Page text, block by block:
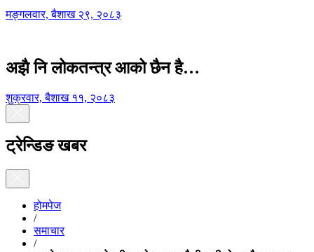
मङ्गलवार, बैशाख २९, २०८३
अझै नि लोकतन्त्र आको छैन है…
शुक्रवार, बैशाख ११, २०८३
ट्रेन्डिङ खबर
होमपेज
/
समाचार
/